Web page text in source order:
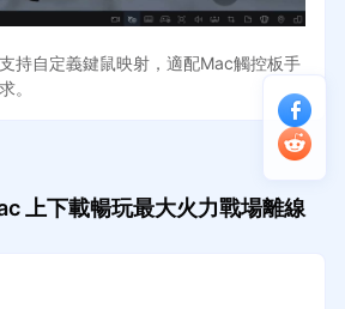
持自定義鍵鼠映射，適配Mac觸控板手
。
上下載暢玩最大火力戰場離線